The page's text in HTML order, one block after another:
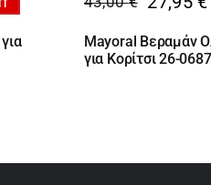
Original
price
was:
Η
τρέχουσα
τιμή
Mayoral Βεραμάν
για Κορίτσι 26-